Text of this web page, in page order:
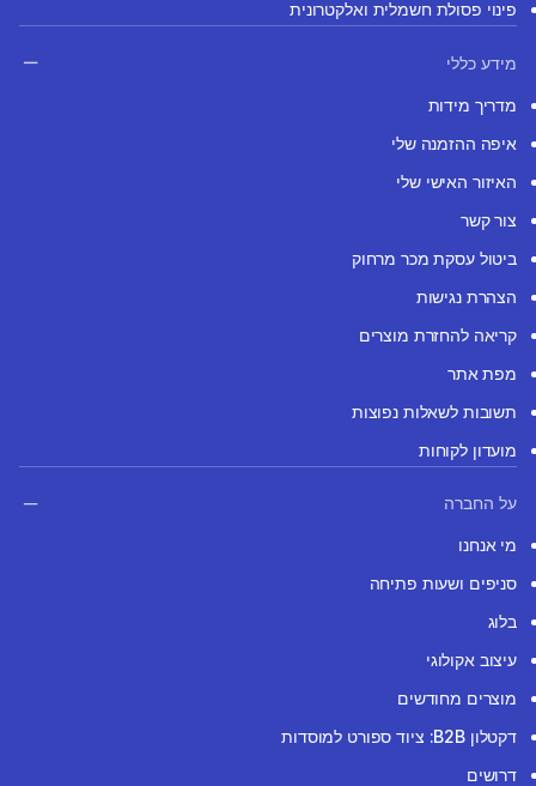
פינוי פסולת חשמלית ואלקטרונית
מידע כללי
מדריך מידות
איפה ההזמנה שלי
האיזור האישי שלי
צור קשר
ביטול עסקת מכר מרחוק
הצהרת נגישות
קריאה להחזרת מוצרים
מפת אתר
תשובות לשאלות נפוצות
מועדון לקוחות
על החברה
מי אנחנו
סניפים ושעות פתיחה
בלוג
עיצוב אקולוגי
מוצרים מחודשים
דקטלון B2B: ציוד ספורט למוסדות
דרושים